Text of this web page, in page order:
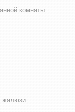
комнаты
жалюзи